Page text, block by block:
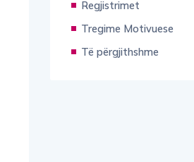
Regjistrimet
Tregime Motivuese
Të përgjithshme